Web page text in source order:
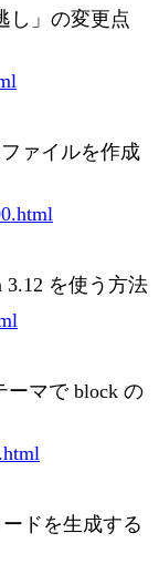
し」の変更点
ァイルを作成
3.12 を使う方法
ーマで block の
ドを生成する